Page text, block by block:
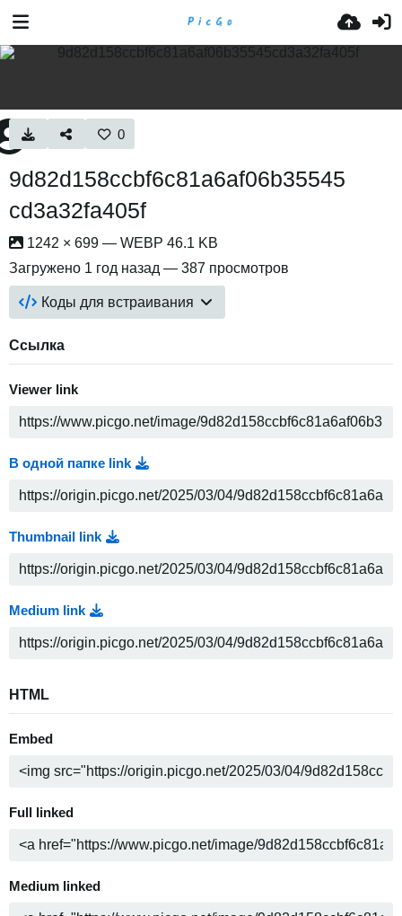
0
9d82d158ccbf6c81a6af06b35545
cd3a32fa405f
1242 × 699 — WEBP 46.1 KB
Загружено 1 год назад — 387 просмотров
Коды для встраивания
Ссылка
Viewer link
В одной папке link
Thumbnail link
Medium link
HTML
Embed
Full linked
Medium linked